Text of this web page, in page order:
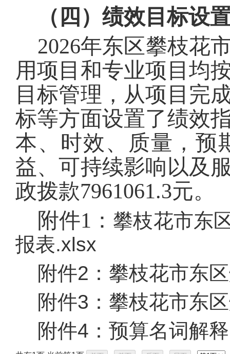
（四）绩效目标设
2026年东区攀枝花
用项目和专业项目均
目标管理，从项目完
标等方面设置了绩效
本、时效、质量，预
益、可持续影响以及
政拨款7961061.3元。
附件1： 攀枝花市东
报表.xlsx
附件2： 攀枝花市东
附件3： 攀枝花市东
附件4： 预算名词解